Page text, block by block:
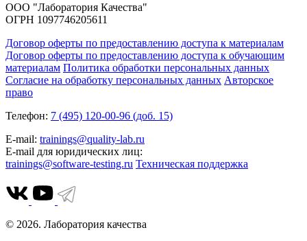
ООО "Лаборатория Качества"
ОГРН 1097746205611
Договор оферты по предоставлению доступа к материалам
Договор оферты по предоставлению доступа к обучающим
материалам Политика обработки персональных данных
Согласие на обработку персональных данных Авторское
право
Телефон: 7 (495) 120-00-96 (доб. 15)
E-mail: trainings@quality-lab.ru
E-mail для юридических лиц:
trainings@software-testing.ru Техническая поддержка
© 2026. Лаборатория качества